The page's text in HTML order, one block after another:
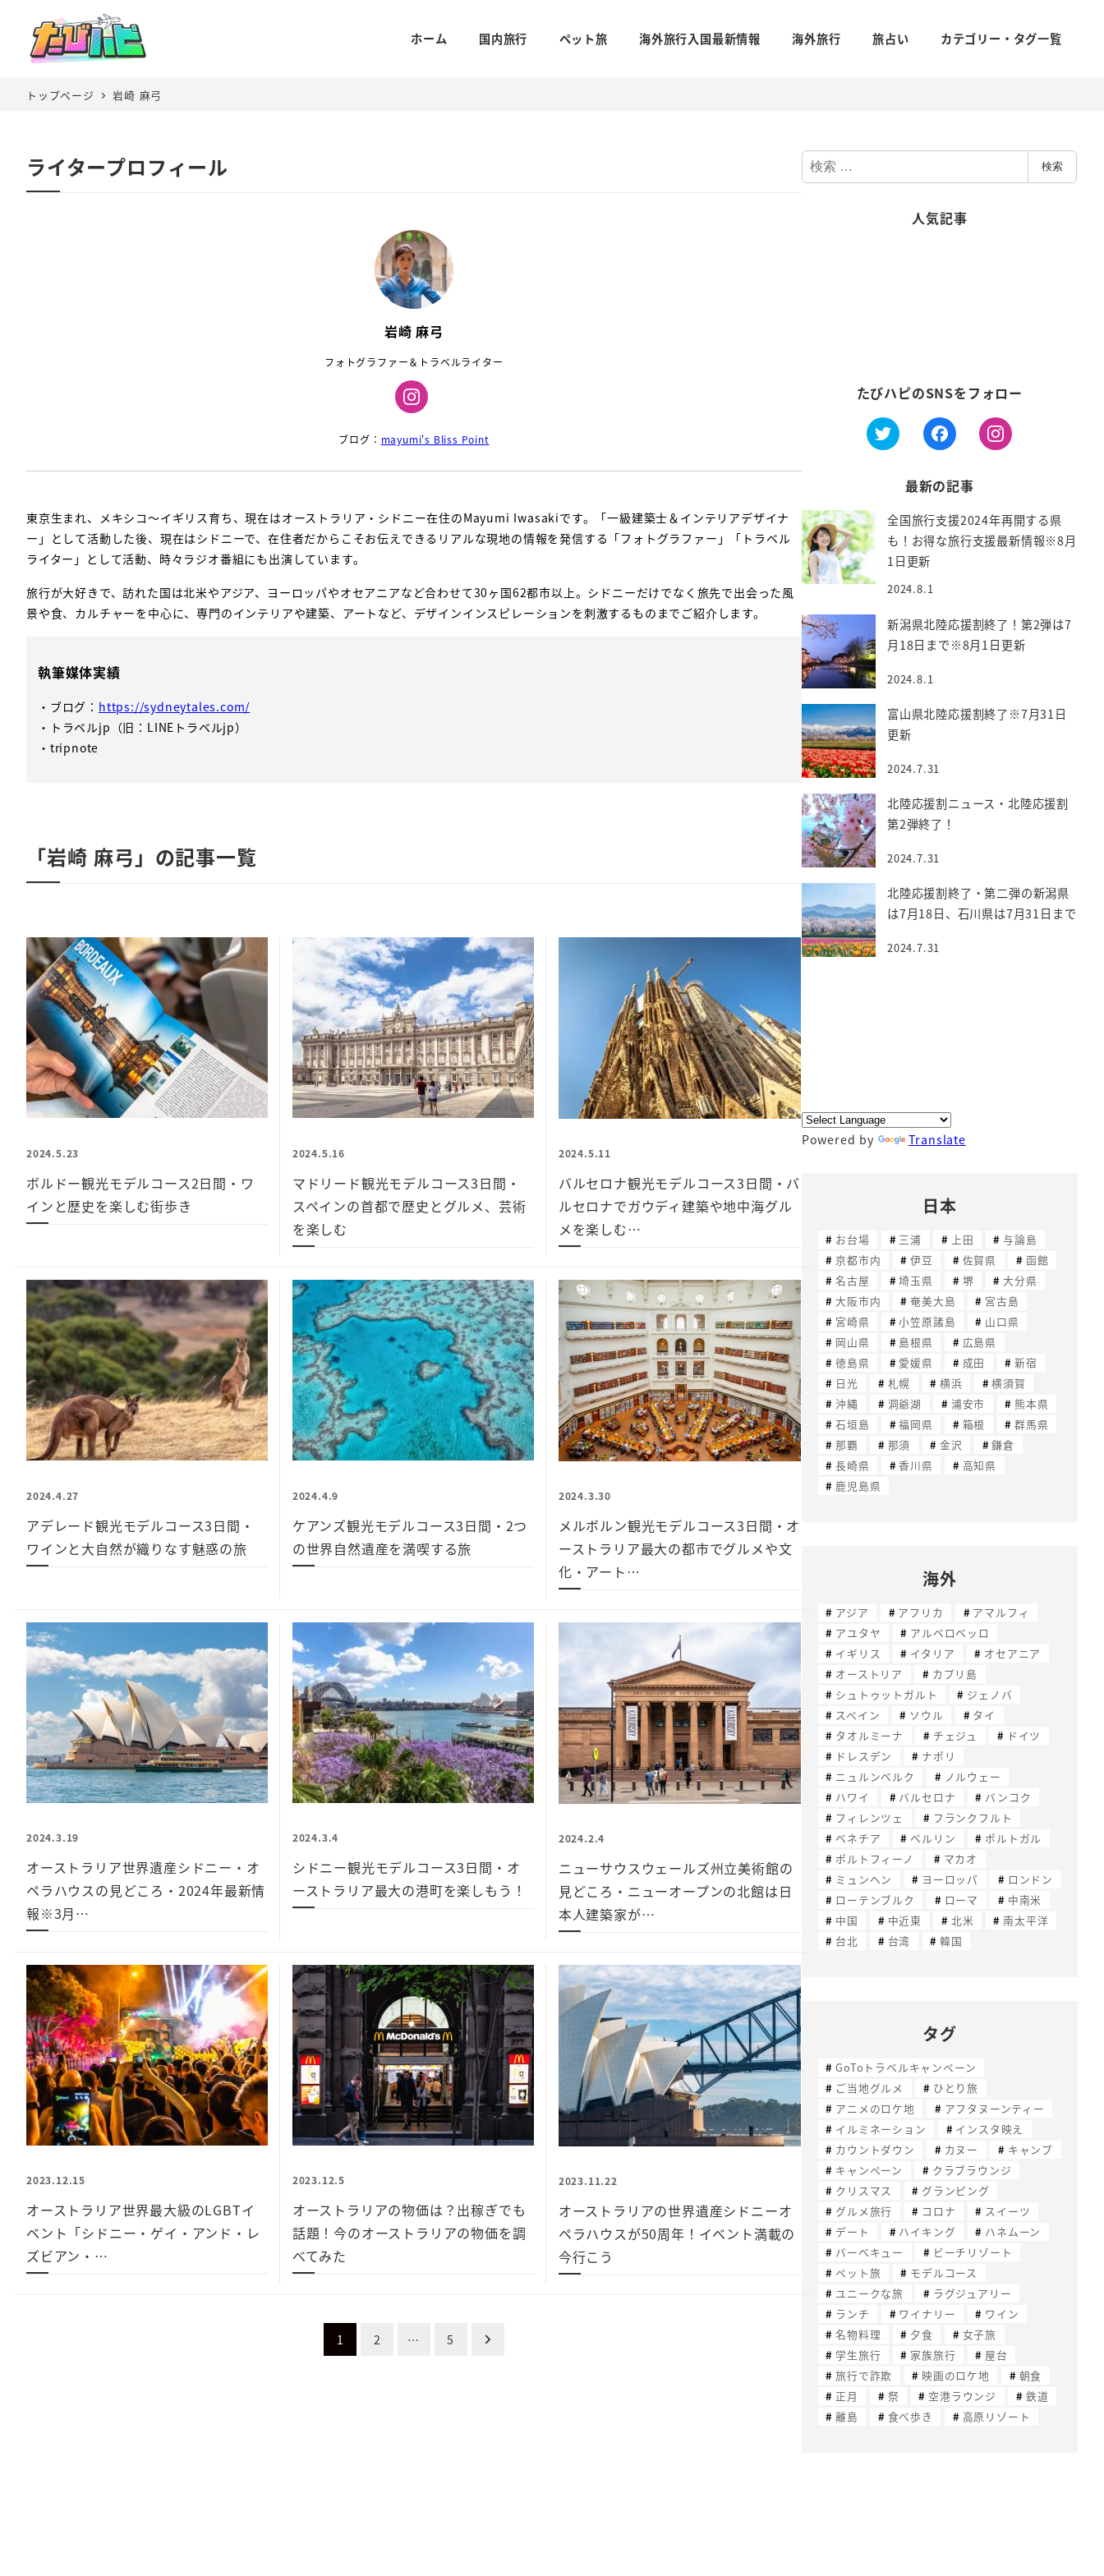
ホーム 国内旅行 ペット旅 海外旅行入国最新情報 海外旅行 旅占い カテゴリー・タグ一覧
トップページ 岩崎 麻弓
ライタープロフィール
岩崎 麻弓
フォトグラファー＆トラベルライター
ブログ： mayumi's Bliss Point
東京生まれ、メキシコ～イギリス育ち、現在はオーストラリア・シドニー在住のMayumi Iwasakiです。「一級建築士＆インテリアデザイナ
ー」として活動した後、現在はシドニーで、在住者だからこそお伝えできるリアルな現地の情報を発信する「フォトグラファー」「トラベル
ライター」として活動、時々ラジオ番組にも出演しています。
旅行が大好きで、訪れた国は北米やアジア、ヨーロッパやオセアニアなど合わせて30ヶ国62都市以上。シドニーだけでなく旅先で出会った風
景や食、カルチャーを中心に、専門のインテリアや建築、アートなど、デザインインスピレーションを刺激するものまでご紹介します。
執筆媒体実績
・ブログ： https://sydneytales.com/
・トラベルjp（旧：LINEトラベルjp）
・tripnote
「岩崎 麻弓」の記事一覧
2024.5.23
ボルドー観光モデルコース2日間・ワ
インと歴史を楽しむ街歩き
2024.5.16
マドリード観光モデルコース3日間・
スペインの首都で歴史とグルメ、芸術
を楽しむ
2024.5.11
バルセロナ観光モデルコース3日間・バ
ルセロナでガウディ建築や地中海グル
メを楽しむ…
2024.4.27
アデレード観光モデルコース3日間・
ワインと大自然が織りなす魅惑の旅
2024.4.9
ケアンズ観光モデルコース3日間・2つ
の世界自然遺産を満喫する旅
2024.3.30
メルボルン観光モデルコース3日間・オ
ーストラリア最大の都市でグルメや文
化・アート…
2024.3.19
オーストラリア世界遺産シドニー・オ
ペラハウスの見どころ・2024年最新情
報※3月…
2024.3.4
シドニー観光モデルコース3日間・オ
ーストラリア最大の港町を楽しもう！
2024.2.4
ニューサウスウェールズ州立美術館の
見どころ・ニューオープンの北館は日
本人建築家が…
2023.12.15
オーストラリア世界最大級のLGBTイ
ベント「シドニー・ゲイ・アンド・レ
ズビアン・…
2023.12.5
オーストラリアの物価は？出稼ぎでも
話題！今のオーストラリアの物価を調
べてみた
2023.11.22
オーストラリアの世界遺産シドニーオ
ペラハウスが50周年！イベント満載の
今行こう
1 2 … 5
検
索
検索
人気記事
たびハピのSNSをフォロー
最新の記事
全国旅行支援2024年再開する県
も！お得な旅行支援最新情報※8月
1日更新
2024.8.1
新潟県北陸応援割終了！第2弾は7
月18日まで※8月1日更新
2024.8.1
富山県北陸応援割終了※7月31日
更新
2024.7.31
北陸応援割ニュース・北陸応援割
第2弾終了！
2024.7.31
北陸応援割終了・第二弾の新潟県
は7月18日、石川県は7月31日まで
2024.7.31
Powered by Translate
日本
お台場 三浦 上田
与論島
京都市内
伊豆 佐賀県
函館
名古屋
埼玉県 堺
大分県
大阪市内
奄美大島
宮古島
宮崎県
小笠原諸島
山口県
岡山県
島根県
広島県
徳島県
愛媛県 成田
新宿
日光
札幌 横浜
横須賀
沖縄
洞爺湖 浦安市
熊本県
石垣島
福岡県 箱根
群馬県
那覇
那須 金沢
鎌倉
長崎県
香川県
高知県
鹿児島県
海外
アジア アフリカ
アマルフィ
アユタヤ
アルベロベッロ
イギリス
イタリア
オセアニア
オーストリア
カプリ島
シュトゥットガルト
ジェノバ
スペイン
ソウル
タイ
タオルミーナ
チェジュ
ドイツ
ドレスデン
ナポリ
ニュルンベルク
ノルウェー
ハワイ
バルセロナ
バンコク
フィレンツェ
フランクフルト
ベネチア
ベルリン
ポルトガル
ポルトフィーノ
マカオ
ミュンヘン
ヨーロッパ
ロンドン
ローテンブルク
ローマ
中南米
中国
中近東 北米
南太平洋
台北
台湾 韓国
タグ
GoToトラベルキャンペーン
ご当地グルメ
ひとり旅
アニメのロケ地
アフタヌーンティー
イルミネーション
インスタ映え
カウントダウン
カヌー
キャンプ
キャンペーン
クラブラウンジ
クリスマス
グランピング
グルメ旅行
コロナ
スイーツ
デート
ハイキング
ハネムーン
バーベキュー
ビーチリゾート
ペット旅
モデルコース
ユニークな旅
ラグジュアリー
ランチ
ワイナリー
ワイン
名物料理
夕食
女子旅
学生旅行
家族旅行
屋台
旅行で詐欺
映画のロケ地
朝食
正月
祭 空港ラウンジ
鉄道
離島
食べ歩き 高原リゾート